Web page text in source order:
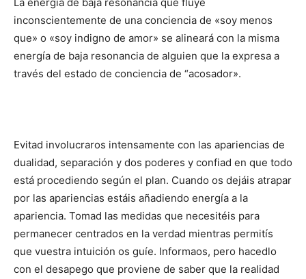
inconscientemente de una conciencia de «soy menos
que» o «soy indigno de amor» se alineará con la misma
energía de baja resonancia de alguien que la expresa a
través del estado de conciencia de “acosador».
Evitad involucraros intensamente con las apariencias de
dualidad, separación y dos poderes y confiad en que todo
está procediendo según el plan. Cuando os dejáis atrapar
por las apariencias estáis añadiendo energía a la
apariencia. Tomad las medidas que necesitéis para
permanecer centrados en la verdad mientras permitís
que vuestra intuición os guíe. Informaos, pero hacedlo
con el desapego que proviene de saber que la realidad